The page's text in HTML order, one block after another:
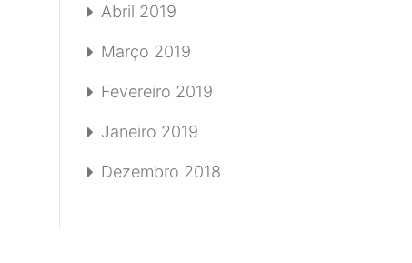
Abril 2019
Março 2019
Fevereiro 2019
Janeiro 2019
Dezembro 2018